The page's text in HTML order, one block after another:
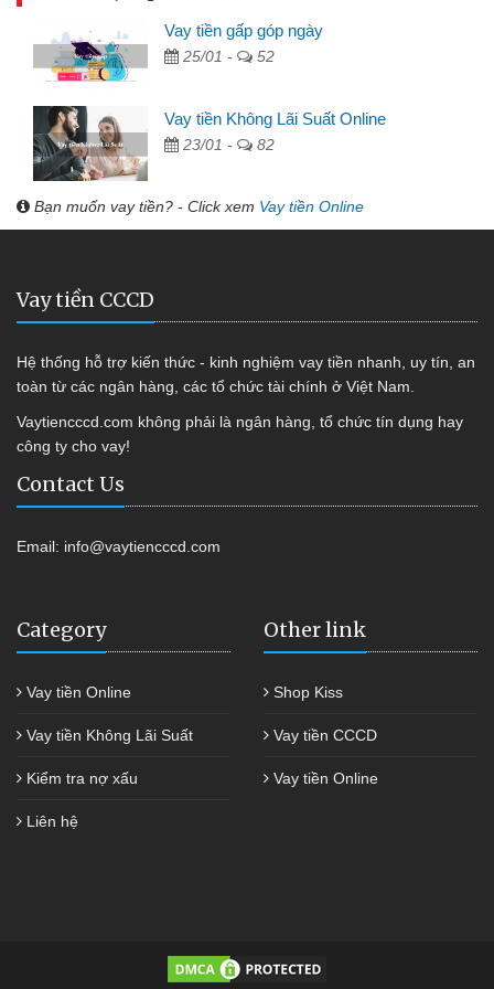
Vay tiền gấp góp ngày
25/01 - 52
Vay tiền Không Lãi Suất Online
23/01 - 82
Bạn muốn vay tiền? - Click xem Vay tiền Online
Vay tiền CCCD
Hệ thống hỗ trợ kiến thức - kinh nghiệm vay tiền nhanh, uy tín, an
toàn từ các ngân hàng, các tổ chức tài chính ở Việt Nam.
Vaytiencccd.com không phải là ngân hàng, tổ chức tín dụng hay
công ty cho vay!
Contact Us
Email: info@vaytiencccd.com
Category
Vay tiền Online
Vay tiền Không Lãi Suất
Kiểm tra nợ xấu
Liên hệ
Other link
Shop Kiss
Vay tiền CCCD
Vay tiền Online